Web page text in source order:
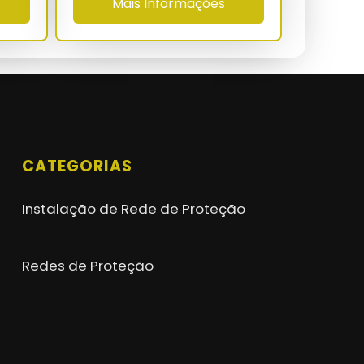
CATEGORIAS
Instalação de Rede de Proteção
Redes de Proteção